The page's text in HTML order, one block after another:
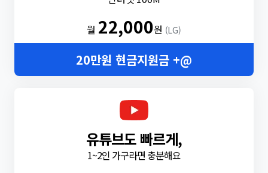
월 22,000원 (LG)
20만원 현금지원금 +@
유튜브도 빠르게,
1~2인 가구라면 충분해요